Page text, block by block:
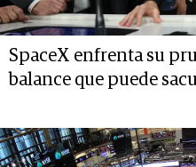
SpaceX enfrenta su
balance que puede